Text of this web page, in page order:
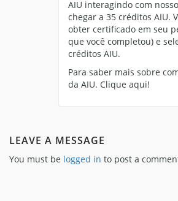
AIU interagindo com
chegar a 35 créditos AIU.
obter certificado em seu
que você completou) e
créditos AIU.
Para saber mais sobre
da AIU. Clique aqui!
LEAVE A MESSAGE
You must be logged in to post a